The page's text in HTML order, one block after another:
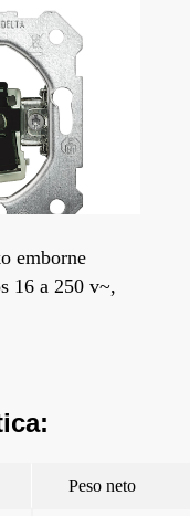
emborne
16 a 250 v~,
Peso neto